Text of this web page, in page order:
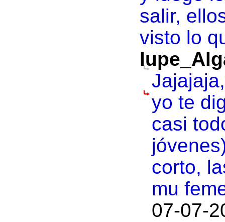
salir,
visto lo
yo te
casi
corto,
mu
07-07-